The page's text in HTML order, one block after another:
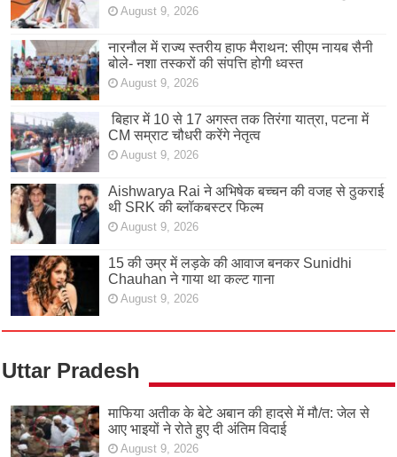
August 9, 2026
नारनौल में राज्य स्तरीय हाफ मैराथन: सीएम नायब सैनी
बोले- नशा तस्करों की संपत्ति होगी ध्वस्त
August 9, 2026
बिहार में 10 से 17 अगस्त तक तिरंगा यात्रा, पटना में
CM सम्राट चौधरी करेंगे नेतृत्व
August 9, 2026
Aishwarya Rai ने अभिषेक बच्चन की वजह से ठुकराई
थी SRK की ब्लॉकबस्टर फिल्म
August 9, 2026
15 की उम्र में लड़के की आवाज बनकर Sunidhi
Chauhan ने गाया था कल्ट गाना
August 9, 2026
Uttar Pradesh
माफिया अतीक के बेटे अबान की हादसे में मौ/त: जेल से
आए भाइयों ने रोते हुए दी अंतिम विदाई
August 9, 2026